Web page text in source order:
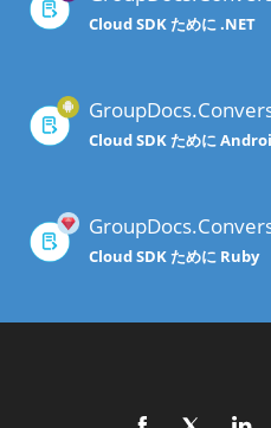
Cloud SDK ために .NET
Cloud SDK ために
Cloud SDK ために Ruby